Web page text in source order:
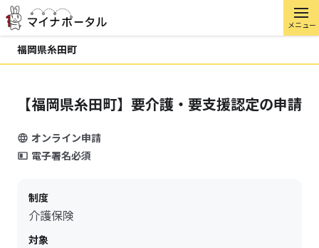
メニュー
福岡県糸田町
【福岡県糸田町】要介護・要支援認定の申請
オンライン申請
電子署名必須
制度
介護保険
対象